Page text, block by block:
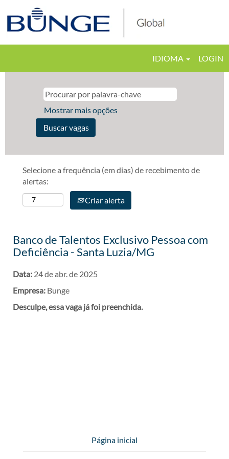
IDIOMA LOGIN
Mostrar mais opções
Selecione a frequência (em dias) de recebimento de
alertas:
Criar alerta
Banco de Talentos Exclusivo Pessoa com
Deficiência - Santa Luzia/MG
Data: 24 de abr. de 2025
Empresa: Bunge
Desculpe, essa vaga já foi preenchida.
Página inicial